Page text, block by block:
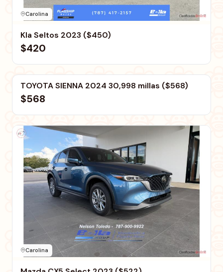
Carolina
KIa Seltos 2023 ($450)
$420
Carolina
TOYOTA SIENNA 2024 30,998 millas ($568)
$568
Carolina